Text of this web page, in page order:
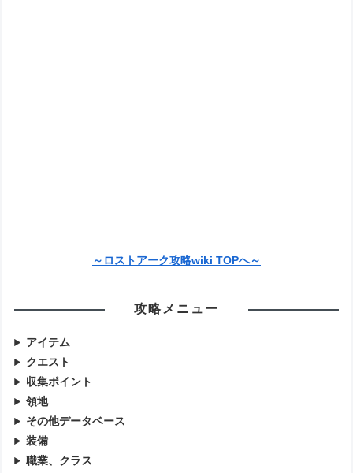
～ロストアーク攻略wiki TOPへ～
攻略メニュー
アイテム
クエスト
収集ポイント
領地
その他データベース
装備
職業、クラス